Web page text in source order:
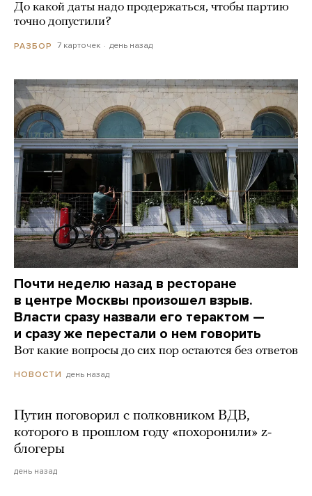
До какой даты надо продержаться, чтобы партию
точно допустили?
РАЗБОР 7 карточек день назад
Почти неделю назад в ресторане
в центре Москвы произошел взрыв.
Власти сразу назвали его терактом —
и сразу же перестали о нем говорить
Вот какие вопросы до сих пор остаются без ответов
НОВОСТИ день назад
Путин поговорил с полковником ВДВ,
которого в прошлом году «похоронили» z-
блогеры
день назад